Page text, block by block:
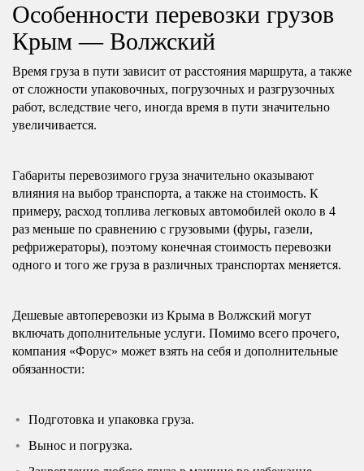
Особенности перевозки грузов
Крым — Волжский
Время груза в пути зависит от расстояния маршрута, а также
от сложности упаковочных, погрузочных и разгрузочных
работ, вследствие чего, иногда время в пути значительно
увеличивается.
Габариты перевозимого груза значительно оказывают
влияния на выбор транспорта, а также на стоимость. К
примеру, расход топлива легковых автомобилей около в 4
раз меньше по сравнению с грузовыми (фуры, газели,
рефрижераторы), поэтому конечная стоимость перевозки
одного и того же груза в различных транспортах меняется.
Дешевые автоперевозки из Крыма в Волжский могут
включать дополнительные услуги. Помимо всего прочего,
компания «Форус» может взять на себя и дополнительные
обязанности:
Подготовка и упаковка груза.
Вынос и погрузка.